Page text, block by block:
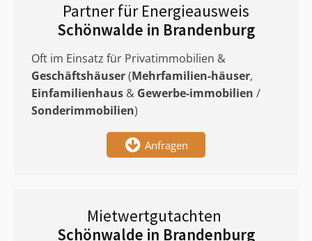
Partner für Energieausweis
Schönwalde in Brandenburg
Oft im Einsatz für Privatimmobilien &
Geschäftshäuser(Mehrfamilien-häuser,
Einfamilienhaus & Gewerbe-immobilien /
Sonderimmobilien)
Anfragen
Mietwertgutachten
Schönwalde in Brandenburg